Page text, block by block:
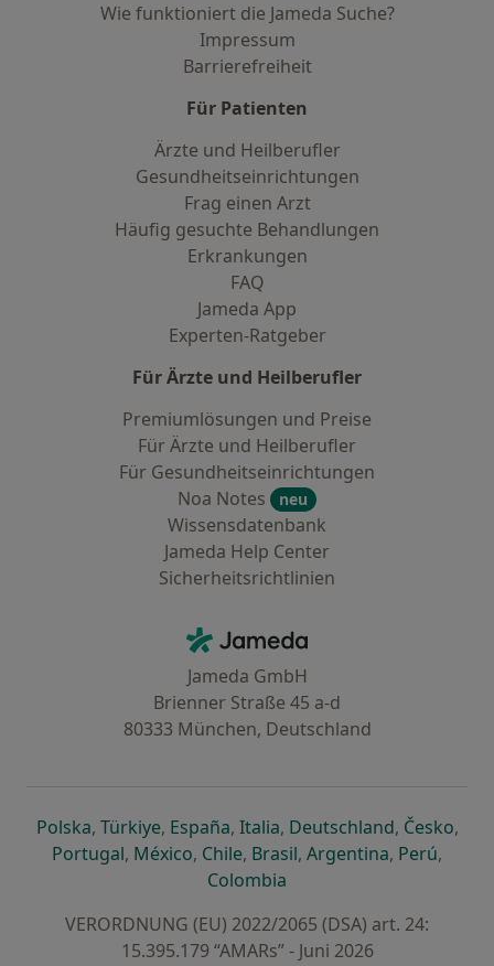
Wie funktioniert die Jameda Suche?
Impressum
Barrierefreiheit
Für Patienten
Ärzte und Heilberufler
Gesundheitseinrichtungen
Frag einen Arzt
Häufig gesuchte Behandlungen
Erkrankungen
FAQ
Jameda App
Experten-Ratgeber
Für Ärzte und Heilberufler
Premiumlösungen und Preise
Für Ärzte und Heilberufler
Für Gesundheitseinrichtungen
Noa Notes
neu
Wissensdatenbank
Jameda Help Center
Sicherheitsrichtlinien
Jameda - Startseite
Jameda GmbH
Brienner Straße 45 a-d
80333 München, Deutschland
Polskaöffnet in einer neuen Registerkarte
, Türkiyeöffnet in einer neuen Registerkarte
, Españaöffnet in einer neuen
, Italiaöffnet in einer neuen
, Deutschlandöffnet in
, Česko,
Portugalöffnet in einer neuen Registerkarte
, Méxicoöffnet in einer neuen Registerkarte
, Chileöffnet in einer neuen
, Brasilöffnet in einer neuen
, Argentinaöffnet in
, Perúöffnet
,
Colombia
VERORDNUNG (EU) 2022/2065 (DSA) art. 24:
15.395.179 “AMARs” - Juni 2026